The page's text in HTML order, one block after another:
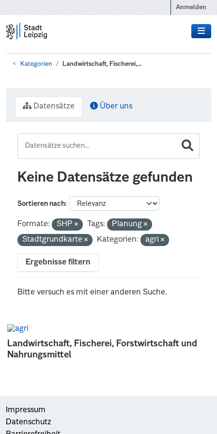
Anmelden
Kategorien Landwirtschaft, Fischerei,...
Landwirtschaft, Fischerei, Forstwirtschaft und
Nahrungsmittel
Datensätze Über uns
Keine Datensätze gefunden
Sortieren nach
Formate: SHP Tags:
Planung
Stadtgrundkarte
Kategorien: agri
Ergebnisse filtern
Bitte versuch es mit einer anderen Suche.
Impressum
Datenschutz